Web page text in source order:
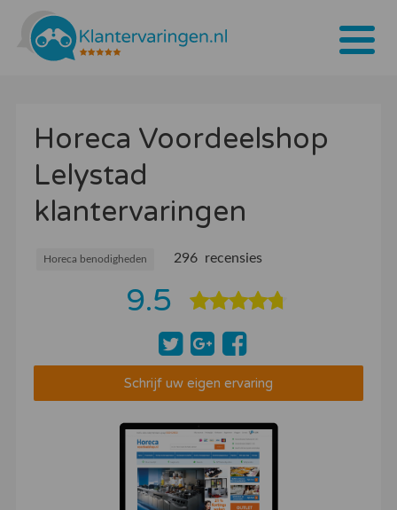
Tarieven
Bedrijven
Over ons
Blogs
Horeca Voordeelshop
Lelystad
klantervaringen
Horeca benodigheden 296 recensies
9.5
Schrijf uw eigen ervaring